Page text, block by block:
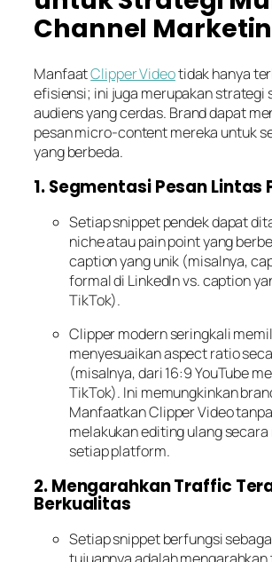
Channel
ManfaatClipper Videotidak hanya
efisiensi; ini juga merupakan strategi
audiens yang cerdas. Brand dapat
pesan micro-content mereka untuk
yang berbeda.
1. Segmentasi Pesan
Setiap snippet pendek dapat
niche atau pain point yang
caption yang unik (misalnya,
formal di LinkedIn vs. caption
TikTok).
Clipper modern seringkali
menyesuaikan aspect ratio
(misalnya, dari 16:9 YouTube
TikTok). Ini memungkinkan
Manfaatkan Clipper Video
melakukan editing ulang secara
setiap platform.
2. Mengarahkan Traffic
Berkualitas
Setiap snippet berfungsi